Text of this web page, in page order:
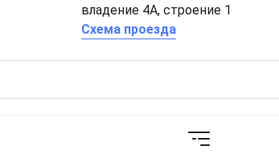
владение 4А, строение 1
Схема проезда